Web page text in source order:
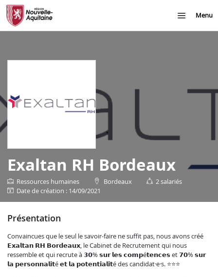
Menu
Exaltan RH Bordeaux
Ressources humaines Bordeaux
2 salariés
date de création : 14/09/2021
présentation
Convaincues que le seul le savoir-faire ne suffit pas, nous avons créé
𝗘𝘅𝗮𝗹𝘁𝗮𝗻 𝗥𝗛 𝗕𝗼𝗿𝗱𝗲𝗮𝘂𝘅, le Cabinet de Recrutement qui nous
ressemble et qui recrute à 𝟯𝟬% 𝘀𝘂𝗿 𝗹𝗲𝘀 𝗰𝗼𝗺𝗽é𝘁𝗲𝗻𝗰𝗲𝘀 et 𝟳𝟬% 𝘀𝘂𝗿
𝗹𝗮 𝗽𝗲𝗿𝘀𝗼𝗻𝗻𝗮𝗹𝗶𝘁é 𝗲𝘁 𝗹𝗮 𝗽𝗼𝘁𝗲𝗻𝘁𝗶𝗮𝗹𝗶𝘁é des candidat·e·s. ⭐⭐⭐